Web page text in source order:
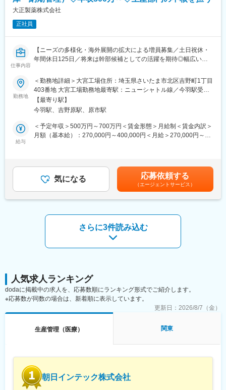
・マイカー通勤可
■配属部署：
実績あり
当社は、ジェネリック医薬品の製造販売メーカーです。先発医薬
品メーカーである、東証スタンダード上場・日本ケミファ株式会
社のグループの一員としての利点を生かしつつ、グループ内の製
造を担う立場として、誠実な安全管理と品質保証を目指していま
す。
変更の範囲：会社の定める業務
適化を統括
【当社について】
バイオ医薬品の受託製造開発事業を展開し、創薬スタートアップ
や製薬大手を支える基盤を保有。独自技術による中間体・完成品
の高品質な製造能力を強みに、治験段階～商用生産まで一気通貫
で支援できる体制が業界内での競争優位性を確立。受託案件の増
で市場シェアを拡大中です。科学的根拠に基づく確かな品質で次
世代医療の発展に寄与しています。
変更の範囲：会社の定める業務
大正製薬株式会社
正社員
仕事内容
【ニーズの多様化・海外展開の拡大による増員募集／土日祝休・
年間休日125日／将来は幹部候補としての活躍を期待◎幅広いス
【はじめに】
今回は医薬品の生産管理をお任せします。ニーズの多様化や海外
展開の拡大による増員を目的とした募集です。
【業務内容】
製品を最適な時期・量・コストで市場に供給するため、各工場の
【働き方／福利厚生】
年間休日125日・土日祝休みとワークライフバランスを整えやす
長期就業に嬉しい制度が整っています。産休育休取得・復帰実績
もあり、腰を据えて働いていただけます。
入社後は、本人の適性考慮の上で、ジョブローテーションによる
【身に着くスキル】
OTC医薬品は開発期間が短いため、新製品の工業化を多数経験で
また多成分配合製剤の製造技術、分析スキルを身に付けることが
ーション事業」と、医療用医薬品を扱う「医薬事業」の2つが両輪
となって成長を牽引している総合医薬品メーカーです。2つの事業
領域を通じ、健康の維持や病気の予防から本格的な治療までを、
トータルにカバーできる製品群を有しております。
勤務地
＜勤務地詳細＞大宮工場住所：埼玉県さいたま市北区吉野町1丁目
403番地 大宮工場勤務地最寄駅：ニューシャトル線／今羽駅受動
喫煙対策：屋内全面禁煙変更の範囲：会社の定める事業所
【最寄り駅】
今羽駅、吉野原駅、原市駅
給与
＜予定年収＞500万円～700万円＜賃金形態＞月給制＜賃金内訳＞
月額（基本給）：270,000円～400,000円＜月給＞270,000円～
も目安の金額であり、選考を通じて上下する可能性があります。
月給(月額)は固定手当を含めた表記です。
気になる 応募依頼する
（エージェントサービス）
さらに3件読み込む
人気求人ランキング
dodaに掲載中の求人を、応募数順にランキング形式でご紹介します。
※応募数が同数の場合は、新着順に表示しています。
更新日： 2026/8/7（金）
生産管理（医療） 関東
朝日インテック株式会社